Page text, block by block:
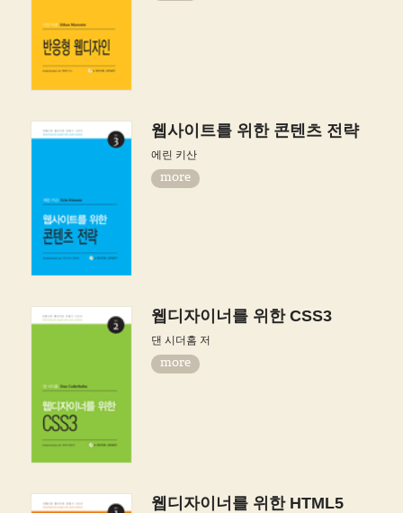
웹사이트를 위한 콘텐츠 전략
에린 키산
more
웹디자이너를 위한 CSS3
댄 시더홈 저
more
웹디자이너를 위한 HTML5